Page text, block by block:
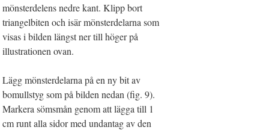
mönsterdelens nedre kant. Klipp bort
triangelbiten och isär mönsterdelarna som
visas i bilden längst ner till höger på
illustrationen ovan.
Lägg mönsterdelarna på en ny bit av
bomullstyg som på bilden nedan (fig. 9).
Markera sömsmån genom att lägga till 1
cm runt alla sidor med undantag av den